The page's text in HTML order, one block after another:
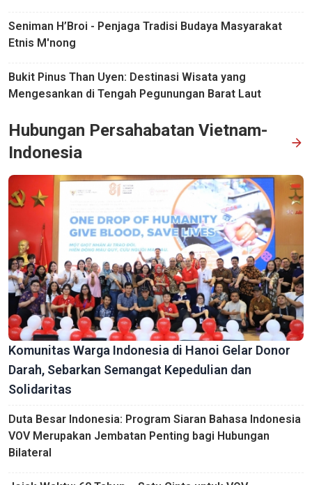
Seniman H’Broi - Penjaga Tradisi Budaya Masyarakat
Etnis M'nong
Bukit Pinus Than Uyen: Destinasi Wisata yang
Mengesankan di Tengah Pegunungan Barat Laut
Hubungan Persahabatan Vietnam-
Indonesia
Komunitas Warga Indonesia di Hanoi Gelar Donor
Darah, Sebarkan Semangat Kepedulian dan
Solidaritas
Duta Besar Indonesia: Program Siaran Bahasa Indonesia
VOV Merupakan Jembatan Penting bagi Hubungan
Bilateral